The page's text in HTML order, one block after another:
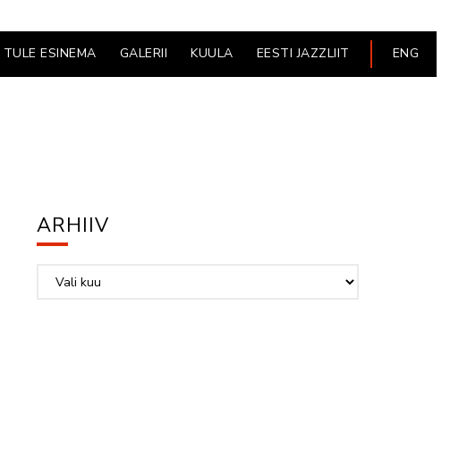
TULE ESINEMA GALERII KUULA EESTI JAZZLIIT ENG
ARHIIV